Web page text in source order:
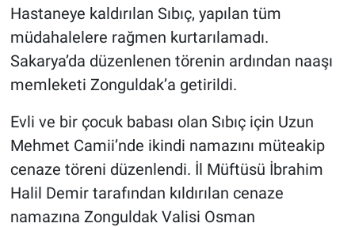
Hastaneye kaldırılan Sıbıç, yapılan tüm
müdahalelere rağmen kurtarılamadı.
Sakarya’da düzenlenen törenin ardından naaşı
memleketi Zonguldak’a getirildi.
Evli ve bir çocuk babası olan Sıbıç için Uzun
Mehmet Camii’nde ikindi namazını müteakip
cenaze töreni düzenlendi. İl Müftüsü İbrahim
Halil Demir tarafından kıldırılan cenaze
namazına Zonguldak Valisi Osman